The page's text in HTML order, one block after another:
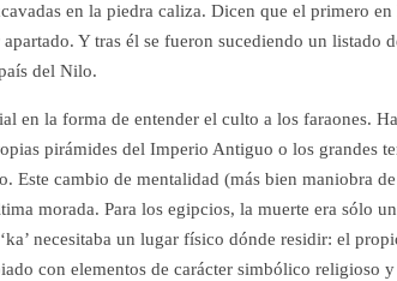
en la piedra caliza. Dicen que el primero
Y tras él se fueron sucediendo un listado
del Nilo.
en la forma de entender el culto a los faraones.
pirámides del Imperio Antiguo o los grandes
Este cambio de mentalidad (más bien maniobra
morada. Para los egipcios, la muerte era sólo
necesitaba un lugar físico dónde residir: el
con elementos de carácter simbólico religioso